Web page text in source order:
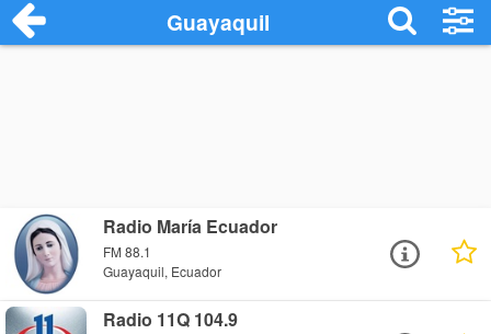
Guayaquil
Radio María Ecuador
FM 88.1
Guayaquil, Ecuador
Radio 11Q 104.9